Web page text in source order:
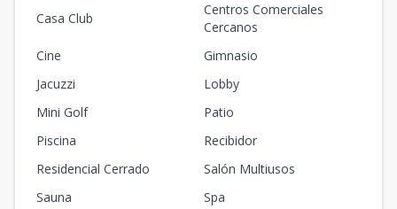
Casa Club
Centros Comerciales
Cercanos
Cine
Gimnasio
Jacuzzi
Lobby
Mini Golf
Patio
Piscina
Recibidor
Residencial Cerrado
Salón Multiusos
Sauna
Spa